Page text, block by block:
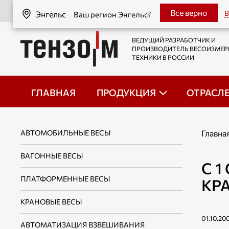
Энгельс Ваш регион Энгельс?
Энгельс Все верно
ВЕДУЩИЙ РАЗРАБОТЧИК И
ПРОИЗВОДИТЕЛЬ
ТЕХНИКИ В РОССИИ
ГЛАВНАЯ ПРОДУКЦИЯ
АВТОМОБИЛЬНЫЕ ВЕСЫ
ВАГОННЫЕ ВЕСЫ
ПЛАТФОРМЕННЫЕ ВЕСЫ
КРАНОВЫЕ ВЕСЫ
АВТОМАТИЗАЦИЯ ВЗВЕШИВАНИЯ
С